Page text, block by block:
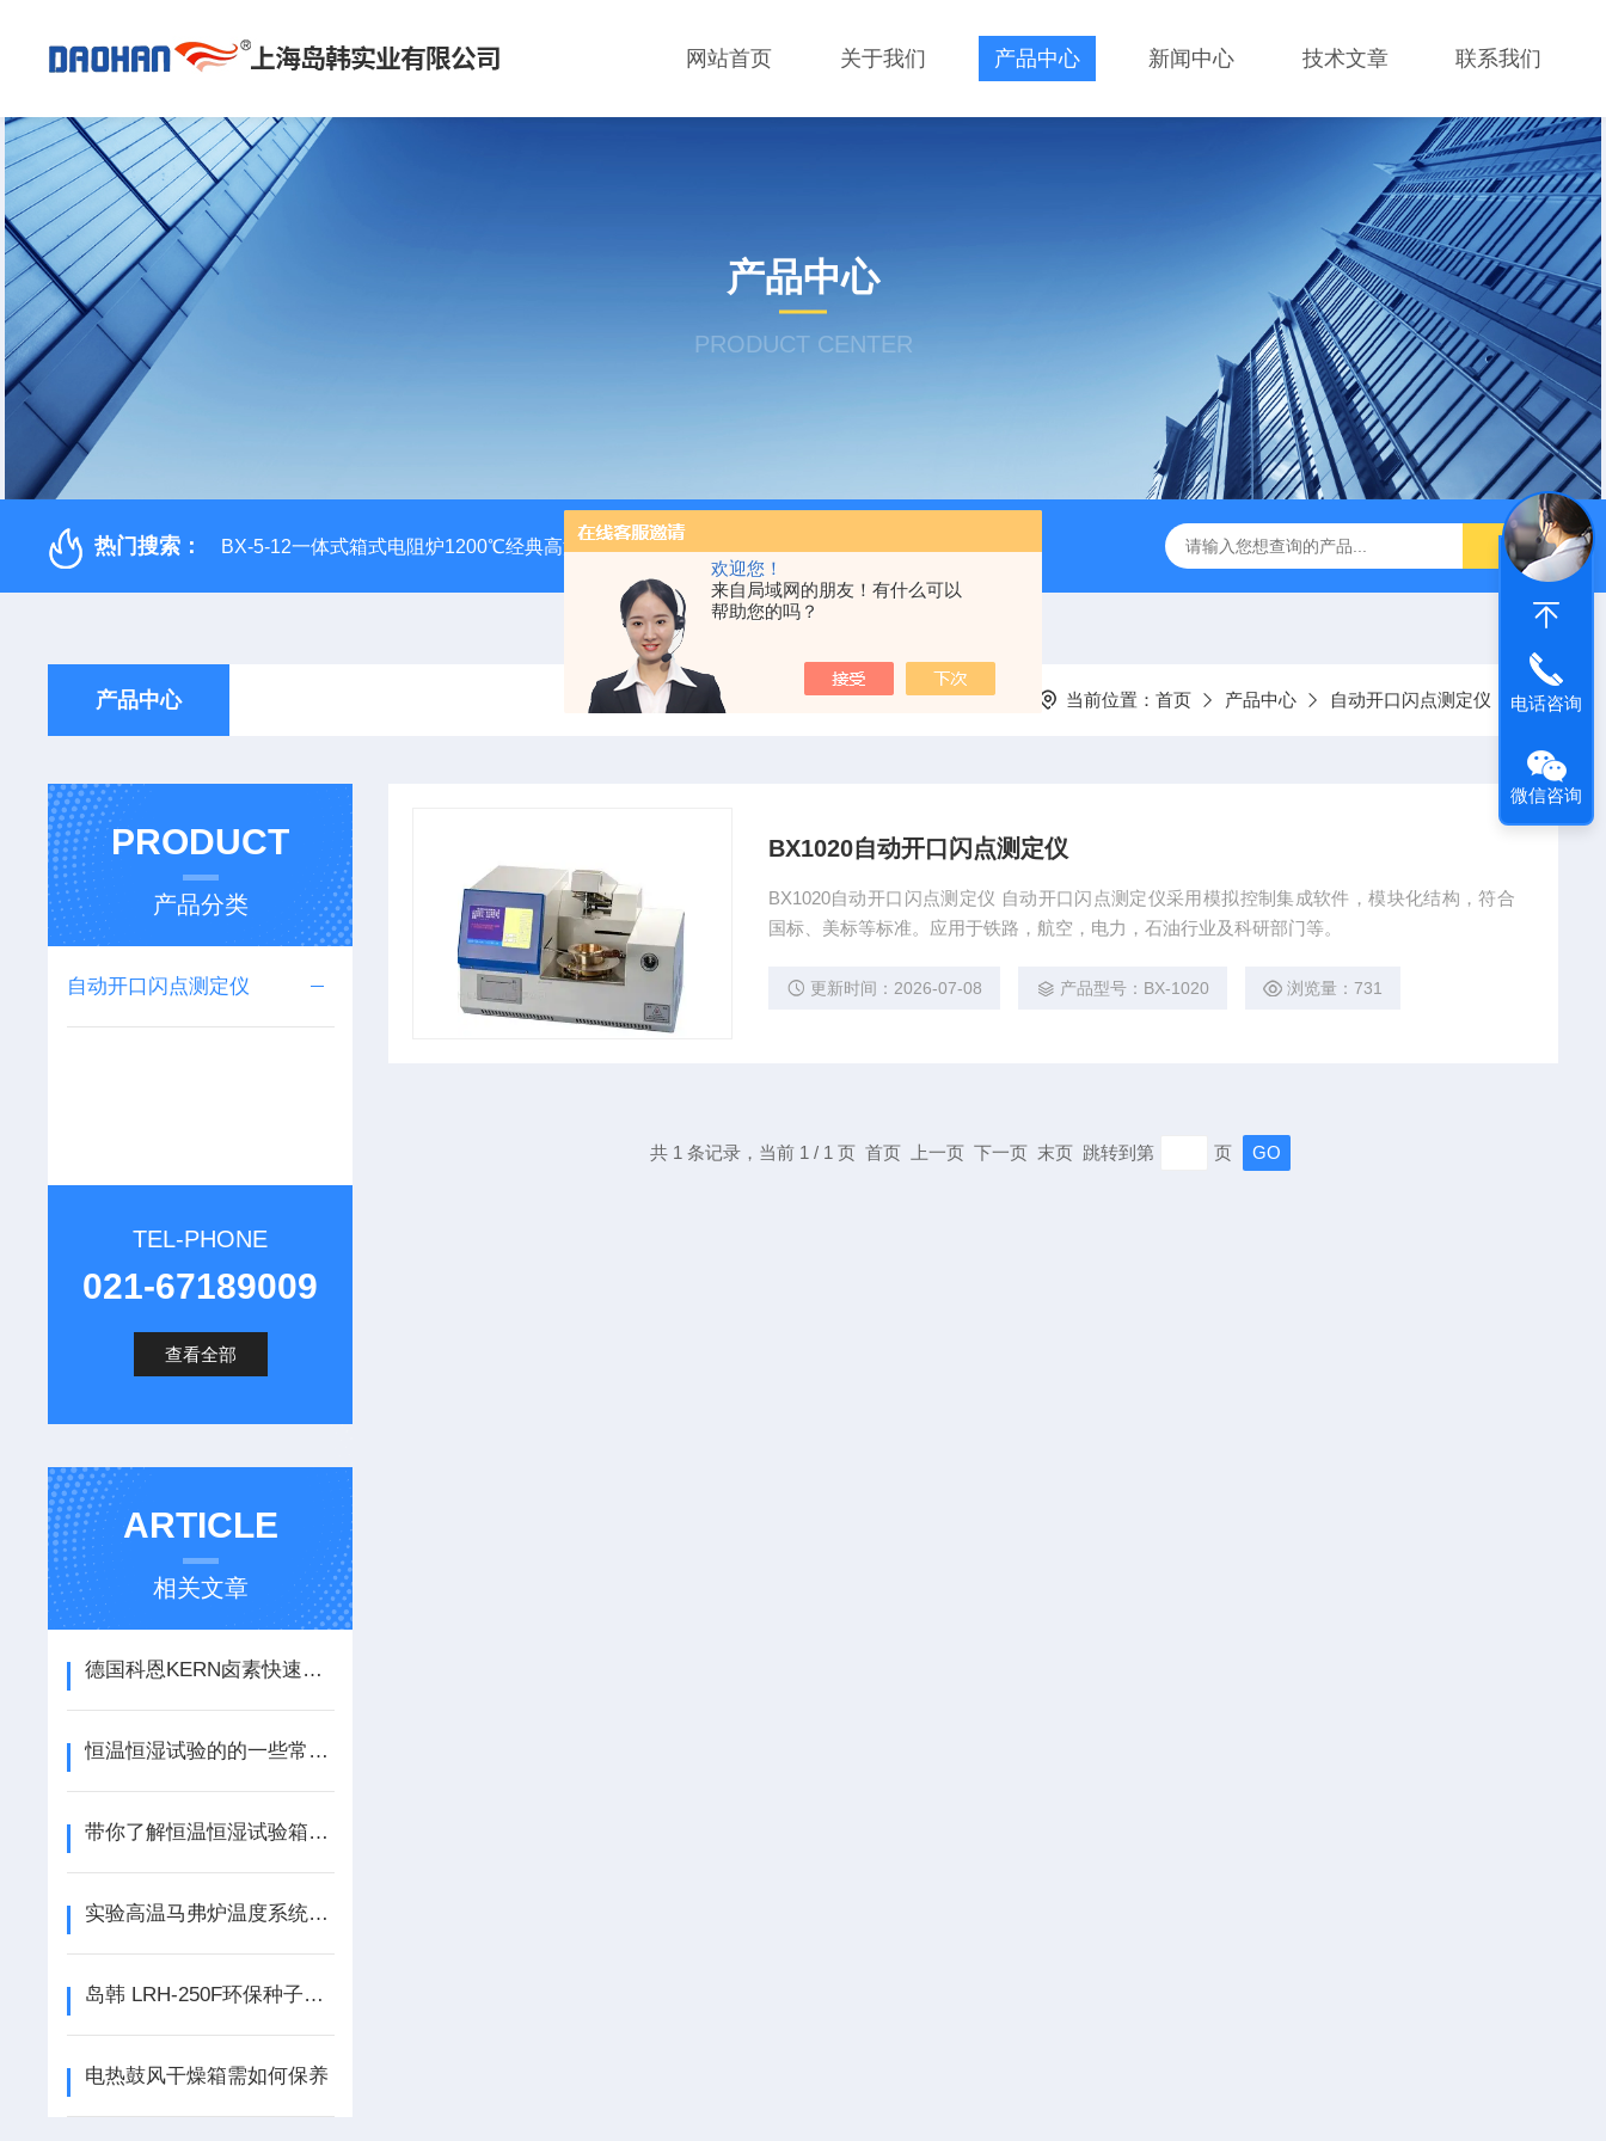
欢迎您！
来自局域网的朋友！有什么可以
帮助您的吗？
网站首页 关于我们 产品中心 新闻中心 技术文章 联系我们
产品中心
PRODUCT CENTER
热门搜索： BX-5-12一体式箱式电阻炉1200℃经典高温马弗炉 BX-12-12H灰分含量测定马弗炉1200度电炉灰分测定仪 GDJ6010高低温交变试验箱daohan冷热交变测试箱
产品中心 当前位置： 首页 产品中心 自动开口闪点测定仪
PRODUCT
产品分类
自动开口闪点测定仪
TEL-PHONE
021-67189009
查看全部
ARTICLE
相关文章
德国科恩KERN卤素快速水分仪用途及工作原理
恒温恒湿试验的的一些常见故障和排除方法
带你了解恒温恒湿试验箱湿度系统有哪些需求
实验高温马弗炉温度系统的综合标定
岛韩 LRH-250F环保种子培养箱
电热鼓风干燥箱需如何保养
BX1020自动开口闪点测定仪
BX1020自动开口闪点测定仪 自动开口闪点测定仪采用模拟控制集成软件，模块化结构，符合
国标、美标等标准。应用于铁路，航空，电力，石油行业及科研部门等。
更新时间：2026-07-08 产品型号：BX-1020 浏览量：731
共 1 条记录，当前 1 / 1 页 首页 上一页 下一页 末页 跳转到第 页
电话咨询
微信咨询